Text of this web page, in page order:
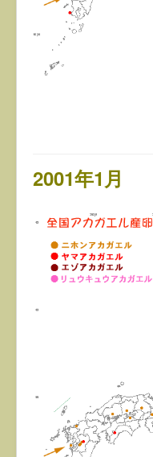
2001年1月